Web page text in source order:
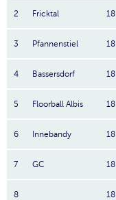
2 Fricktal 18
3 Pfannenstiel 18
4 Bassersdorf 18
5 Floorball Albis 18
6 Innebandy 18
7 GC 18
8 18